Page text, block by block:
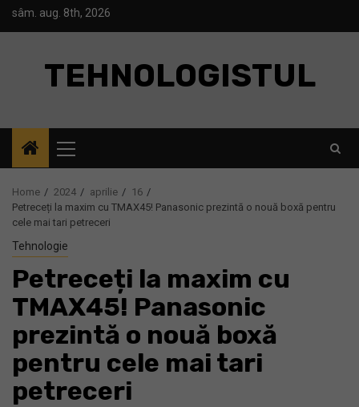
Skipsâm. aug. 8th, 2026
TEHNOLOGISTUL
Menu
Home 2024 aprilie
16
Petreceți la maxim cu TMAX45! Panasonic prezintă o nouă boxă pentru
cele mai tari petreceri
Tehnologie
Petreceți la maxim cu
TMAX45! Panasonic
prezintă o nouă boxă
pentru cele mai tari
petreceri